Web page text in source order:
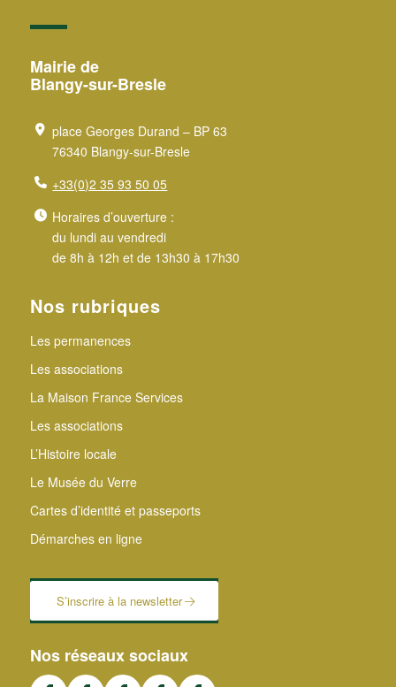
Mairie de
Blangy-sur-Bresle
place Georges Durand – BP 63
76340 Blangy-sur-Bresle
+33(0)2 35 93 50 05
Horaires d’ouverture :
du lundi au vendredi
de 8h à 12h et de 13h30 à 17h30
Nos rubriques
Les permanences
Les associations
La Maison France Services
Les associations
L’Histoire locale
Le Musée du Verre
Cartes d’identité et passeports
Démarches en ligne
S’inscrire à la newsletter
Nos réseaux sociaux